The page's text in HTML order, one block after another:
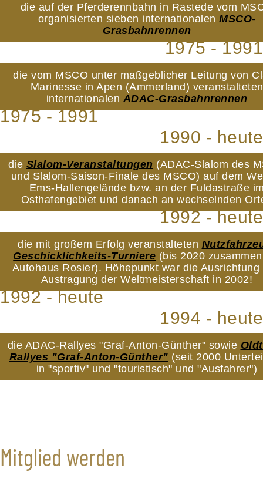
die auf der Pferderennbahn in Rastede vom
organisierten sieben internationalen MSCO-
Grasbahnrennen
1975 - 1991
die vom MSCO unter maßgeblicher Leitung von
Marinesse in Apen (Ammerland) veranstalteten
internationalen ADAC-Grasbahnrennen
1975 - 1991
1990 - heute
die Slalom-Veranstaltungen (ADAC-Slalom des
und Slalom-Saison-Finale des MSCO) auf dem
Ems-Hallengelände bzw. an der Fuldastraße
Osthafengebiet und danach an wechselnden
1992 - heute
die mit großem Erfolg veranstalteten
Geschicklichkeits-Turniere (bis 2020
Autohaus Rosier). Höhepunkt war die Ausrichtung
Austragung der Weltmeisterschaft in 2002!
1992 - heute
1994 - heute
die ADAC-Rallyes "Graf-Anton-Günther" sowie
Rallyes "Graf-Anton-Günther" (seit 2000
in "sportiv" und "touristisch" und "Ausfahrer")
Mitglied werden